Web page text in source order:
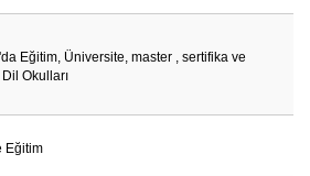
Eğitim, Üniversite, master , sertifika ve
Okulları
Eğitim